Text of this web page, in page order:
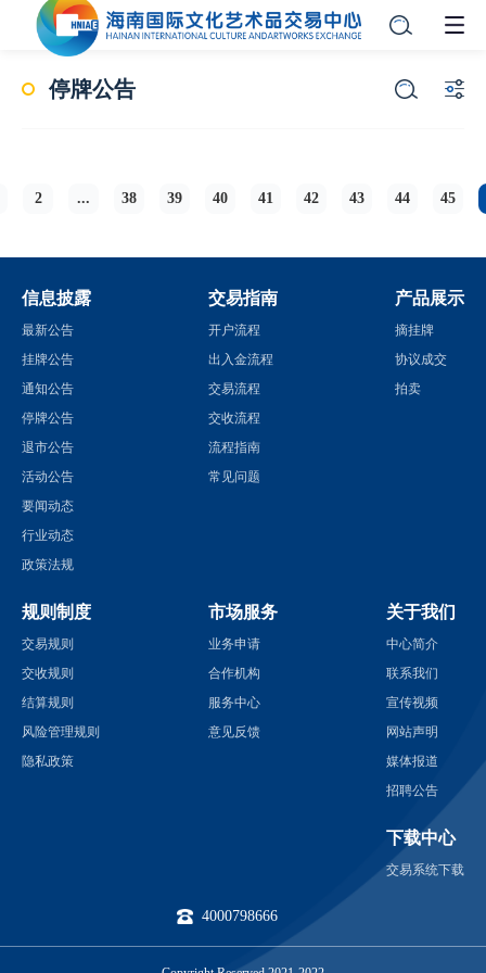
停牌公告
2 ... 38 39 40 41 42 43 44 45
信息披露
最新公告
挂牌公告
通知公告
停牌公告
退市公告
活动公告
要闻动态
行业动态
政策法规
交易指南
开户流程
出入金流程
交易流程
交收流程
流程指南
常见问题
产品展示
摘挂牌
协议成交
拍卖
规则制度
交易规则
交收规则
结算规则
风险管理规则
隐私政策
市场服务
业务申请
合作机构
服务中心
意见反馈
关于我们
中心简介
联系我们
宣传视频
网站声明
媒体报道
招聘公告
下载中心
交易系统下载
4000798666